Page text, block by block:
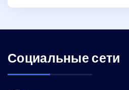
Социальные сети